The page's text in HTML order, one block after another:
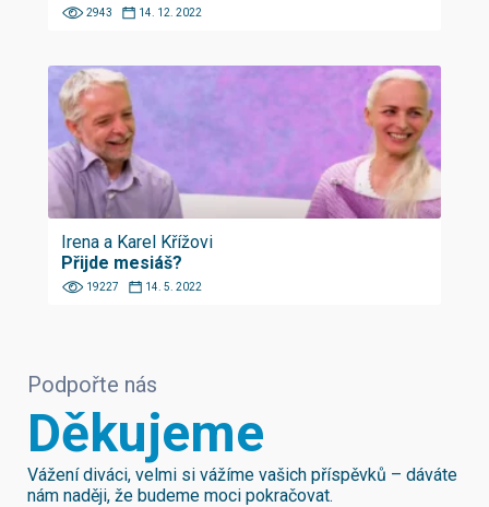
2943 14. 12. 2022
Irena a Karel Křížovi
Přijde mesiáš?
19227 14. 5. 2022
Podpořte nás
Děkujeme
Vážení diváci, velmi si vážíme vašich příspěvků – dáváte
nám naději, že budeme moci pokračovat.